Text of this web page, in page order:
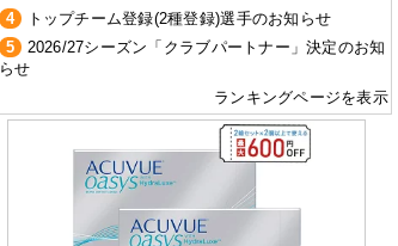
4
トップチーム登録(2種登録)選手のお知らせ
5
2026/27シーズン「クラブパートナー」決定のお知
らせ
ランキングページを表示